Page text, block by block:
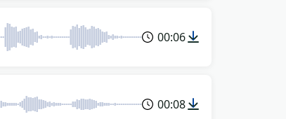
00:06
00:08